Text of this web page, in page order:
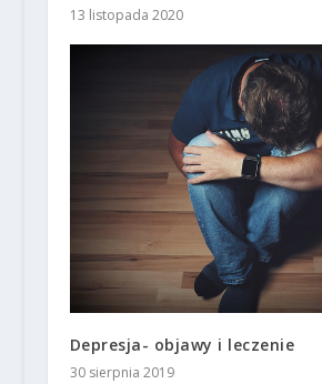
13 listopada 2020
Depresja- objawy i leczenie
30 sierpnia 2019